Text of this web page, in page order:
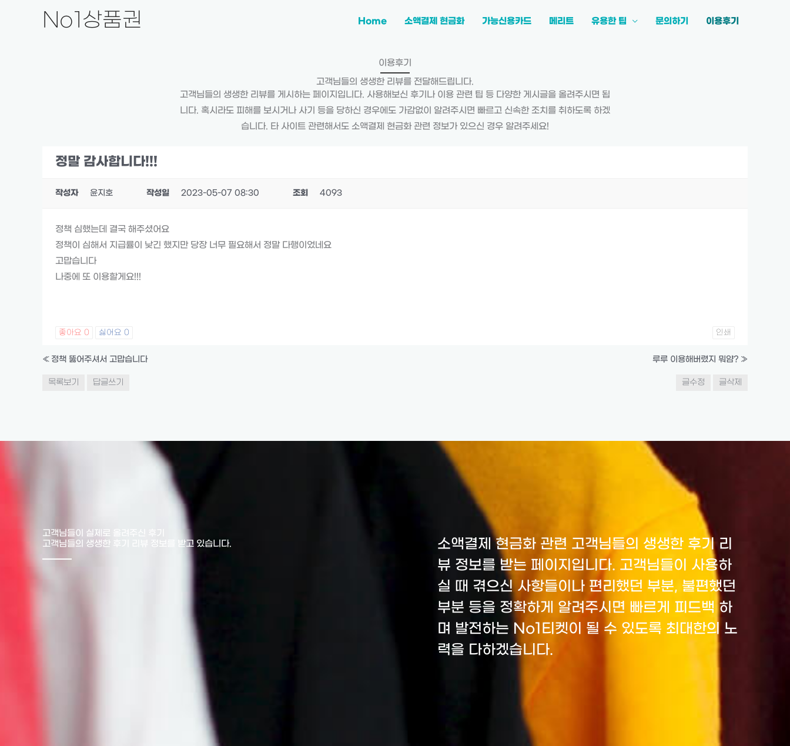
No1상품권 Home 소액결제 현금화 가능신용카드 메리트 유용한 팁 문의하기 이용후기
이용후기
고객님들의 생생한 리뷰를 전달해드립니다.
고객님들의 생생한 리뷰를 게시하는 페이지입니다. 사용해보신 후기나 이용 관련 팁 등 다양한 게시글을 올려주시면 됩
니다. 혹시라도 피해를 보시거나 사기 등을 당하신 경우에도 가감없이 알려주시면 빠르고 신속한 조치를 취하도록 하겠
습니다. 타 사이트 관련해서도 소액결제 현금화 관련 정보가 있으신 경우 알려주세요!
정말 감사합니다!!!
작성자 윤지호 작성일 2023-05-07 08:30 조회 4093
정책 심했는데 결국 해주셨어요
정책이 심해서 지급률이 낮긴 했지만 당장 너무 필요해서 정말 다행이었네요
고맙습니다
나중에 또 이용할게요!!!
좋아요 0 싫어요 0 인쇄
« 정책 뚫어주셔서 고맙습니다 루루 이용해버렸지 뭐얌? »
목록보기 답글쓰기 글수정 글삭제
고객님들이 실제로 올려주신 후기
고객님들의 생생한 후기 리뷰 정보를 받고 있습니다.
소액결제 현금화 관련 고객님들의 생생한 후기 리
뷰 정보를 받는 페이지입니다. 고객님들이 사용하
실 때 겪으신 사항들이나 편리했던 부분, 불편했던
부분 등을 정확하게 알려주시면 빠르게 피드백 하
며 발전하는 No1티켓이 될 수 있도록 최대한의 노
력을 다하겠습니다.